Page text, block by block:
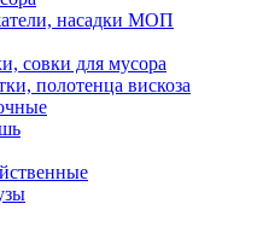
насадки МОП
совки для мусора
полотенца вискоза